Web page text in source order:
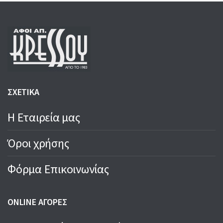
ΣΧΕΤΙΚΑ
Η Εταιρεία μας
Όροι χρήσης
Φόρμα Επικοινωνίας
ONLINE ΑΓΟΡΕΣ